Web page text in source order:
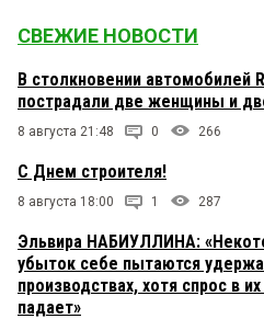
СВЕЖИЕ НОВОСТИ
В столкновении автомобилей
пострадали две женщины и
8 августа 21:48 0 266
С Днем строителя!
8 августа 18:00 1 287
Эльвира НАБИУЛЛИНА:
убыток себе пытаются
производствах, хотя спрос в
падает»